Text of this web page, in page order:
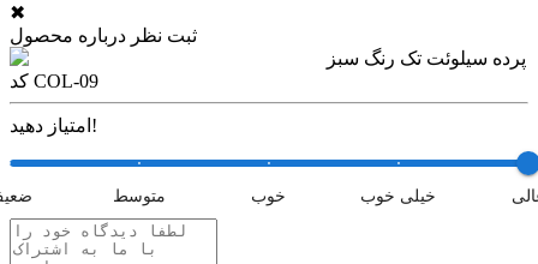
✖
ثبت نظر درباره محصول
پرده سیلوئت تک رنگ سبز
کد COL-09
امتیاز دهید!
متوسط خوب خیلی خوب